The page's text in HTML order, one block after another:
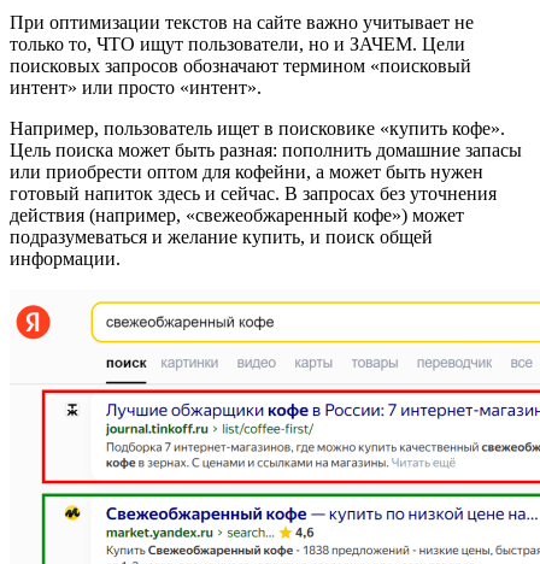
При оптимизации текстов на сайте важно учитывает не
только то, ЧТО ищут пользователи, но и ЗАЧЕМ. Цели
поисковых запросов обозначают термином «поисковый
интент» или просто «интент».
Например, пользователь ищет в поисковике «купить кофе».
Цель поиска может быть разная: пополнить домашние запасы
или приобрести оптом для кофейни, а может быть нужен
готовый напиток здесь и сейчас. В запросах без уточнения
действия (например, «свежеобжаренный кофе») может
подразумеваться и желание купить, и поиск общей
информации.